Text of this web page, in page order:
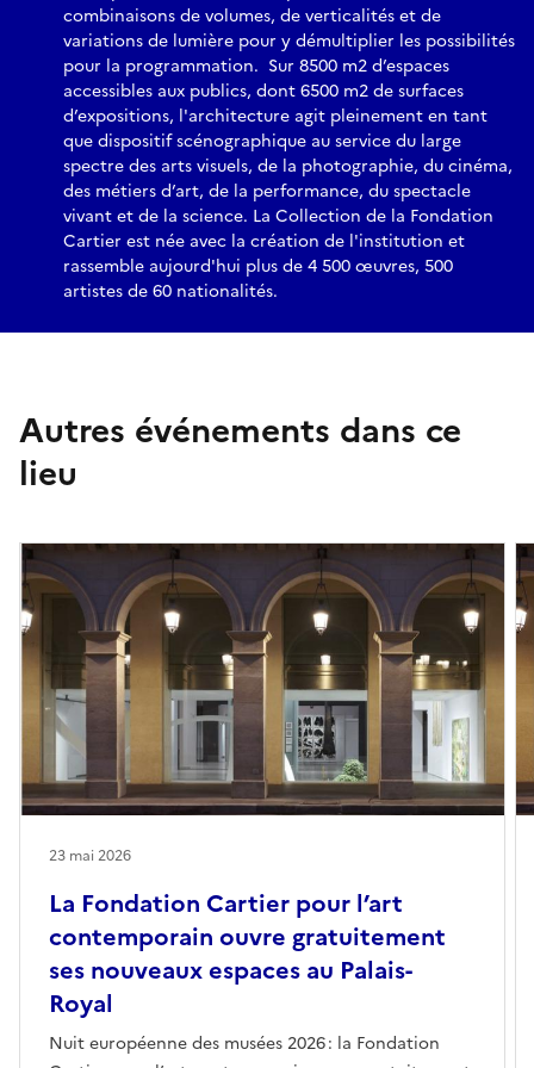
combinaisons de volumes, de verticalités et de
variations de lumière pour y démultiplier les possibilités
pour la programmation. Sur 8500 m2 d’espaces
accessibles aux publics, dont 6500 m2 de surfaces
d’expositions, l'architecture agit pleinement en tant
que dispositif scénographique au service du large
spectre des arts visuels, de la photographie, du cinéma,
des métiers d’art, de la performance, du spectacle
vivant et de la science. La Collection de la Fondation
Cartier est née avec la création de l'institution et
rassemble aujourd'hui plus de 4 500 œuvres, 500
artistes de 60 nationalités.
Autres événements dans ce
lieu
La Fondation Cartier pour l’art
contemporain ouvre gratuitement
ses nouveaux espaces au Palais-
Royal
Nuit européenne des musées 2026 : la Fondation
23 mai 2026